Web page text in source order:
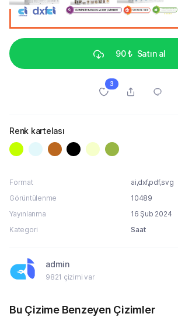
90 ₺ Satın al
3
Renk kartelası
Format
ai,dxf,pdf,svg
Görüntülenme
10489
Yayınlanma
16 Şub 2024
Kategori
Saat
admin
9821 çizimi var
Bu Çizime Benzeyen Çizimler